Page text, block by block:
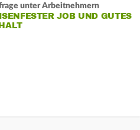
unter Arbeitnehmern
JOB UND GUTES